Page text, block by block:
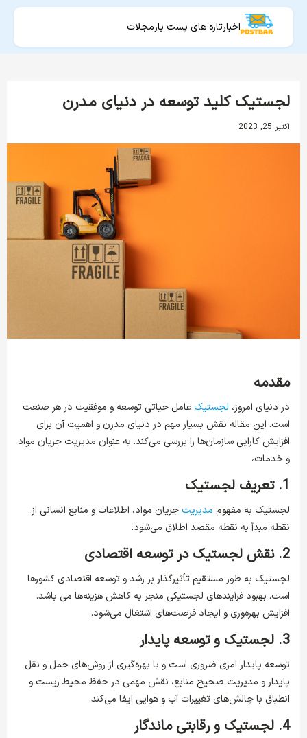
اخبارتازه های پست بارمجلات
لجستیک کلید توسعه در دنیای مدرن
اکتبر 25, 2023
مقدمه
در دنیای امروز، لجستیک عامل حیاتی توسعه و موفقیت در هر صنعت
است. این مقاله نقش بسیار مهم در دنیای مدرن و اهمیت آن برای
افزایش کارایی سازمان‌ها را بررسی می‌کند. به عنوان مدیریت جریان مواد
و خدمات،
1. تعریف لجستیک
لجستیک به مفهوم مدیریت جریان مواد، اطلاعات و منابع انسانی از
نقطه مبدأ به نقطه مقصد اطلاق می‌شود.
2. نقش لجستیک در توسعه اقتصادی
لجستیک به طور مستقیم تأثیرگذار بر رشد و توسعه اقتصادی کشورها
است. بهبود فرآیندهای لجستیکی منجر به کاهش هزینه‌ها می باشد.
افزایش بهره‌وری و ایجاد فرصت‌های اشتغال می‌شود.
3. لجستیک و توسعه پایدار
توسعه پایدار امری ضروری است و با بهره‌گیری از روش‌های حمل و نقل
پایدار و مدیریت صحیح منابع، نقش مهمی در حفظ محیط زیست و
انطباق با چالش‌های تغییرات آب و هوایی ایفا می‌کند.
4. لجستیک و رقابتی ماندگار